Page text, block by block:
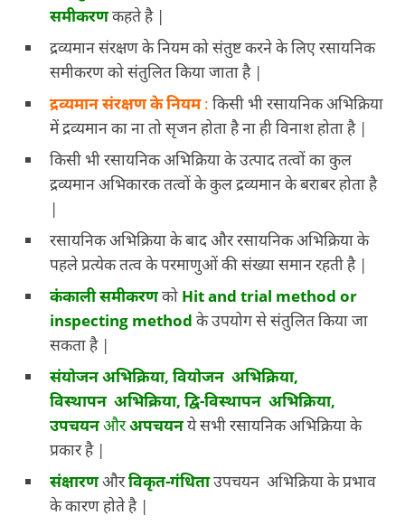
समीकरणकहते है |
द्रव्यमान संरक्षण के नियम को संतुष्ट करने के लिए रसायनिक
समीकरण को संतुलित किया जाता है |
द्रव्यमान संरक्षणके नियम: किसी भी रसायनिक अभिक्रिया
में द्रव्यमान का ना तो सृजन होता है ना ही विनाश होता है |
किसी भी रसायनिक अभिक्रिया के उत्पाद तत्वों का कुल
द्रव्यमान अभिकारक तत्वों के कुल द्रव्यमान के बराबर होता है
|
रसायनिक अभिक्रिया के बाद और रसायनिक अभिक्रिया के
पहले प्रत्येक तत्व के परमाणुओं की संख्या समान रहती है |
कंकाली समीकरणको Hit and trial method or
inspecting method के उपयोग से संतुलित किया जा
सकता है |
संयोजन अभिक्रिया, वियोजन अभिक्रिया,
विस्थापन अभिक्रिया, द्वि-विस्थापन अभिक्रिया,
उपचयनऔरअपचयनये सभी रसायनिक अभिक्रिया के
प्रकार है |
संक्षारणऔरविकृत-गंधिताउपचयन अभिक्रिया के प्रभाव
के कारण होते है |